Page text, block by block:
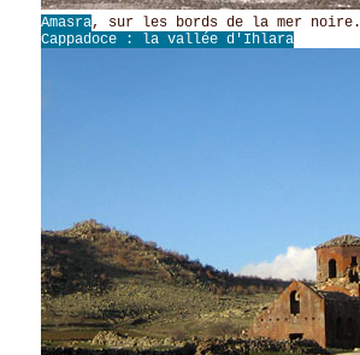
Amasra, sur les bords de la mer noire.
Cappadoce : la vallée d'Ihlara